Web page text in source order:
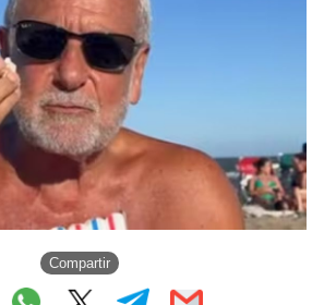
Compartir